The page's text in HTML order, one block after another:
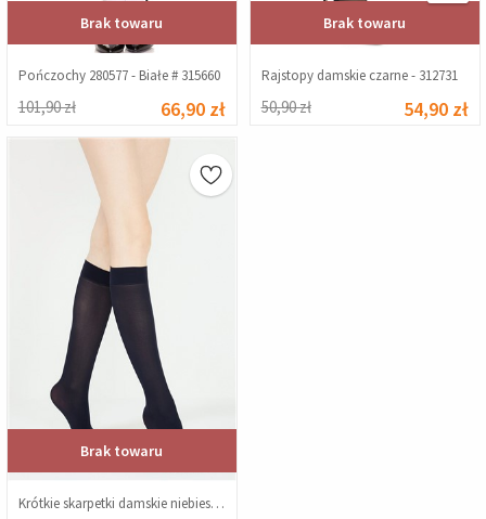
Brak towaru
Pończochy 280577 - Białe # 315660
101,90 zł 66,90 zł
Brak towaru
Rajstopy damskie czarne - 312731
50,90 zł 54,90 zł
Brak towaru
Krótkie skarpetki damskie niebieskie - 312750